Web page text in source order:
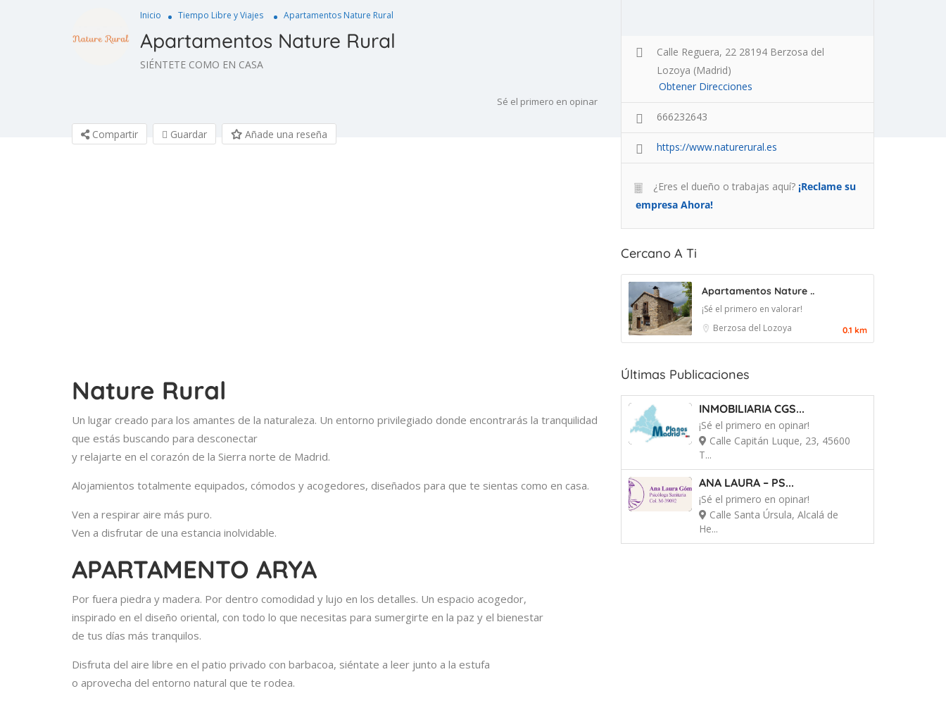
Inicio Tiempo Libre y Viajes Apartamentos Nature Rural
Apartamentos Nature Rural
SIÉNTETE COMO EN CASA
Sé el primero en opinar
Compartir Guardar Añade una reseña
Nature Rural
Un lugar creado para los amantes de la naturaleza. Un entorno privilegiado donde encontrarás la tranquilidad
que estás buscando para desconectar
y relajarte en el corazón de la Sierra norte de Madrid.
Alojamientos totalmente equipados, cómodos y acogedores, diseñados para que te sientas como en casa.
Ven a respirar aire más puro.
Ven a disfrutar de una estancia inolvidable.
APARTAMENTO ARYA
Por fuera piedra y madera. Por dentro comodidad y lujo en los detalles. Un espacio acogedor,
inspirado en el diseño oriental, con todo lo que necesitas para sumergirte en la paz y el bienestar
de tus días más tranquilos.
Disfruta del aire libre en el patio privado con barbacoa, siéntate a leer junto a la estufa
o aprovecha del entorno natural que te rodea.
Calle Reguera, 22 28194 Berzosa del
Lozoya (Madrid)
Obtener Direcciones
666232643
https://www.naturerural.es
¿Eres el dueño o trabajas aquí? ¡Reclame su
empresa Ahora!
Cercano A Ti
Apartamentos Nature ..
¡Sé el primero en valorar!
Berzosa del Lozoya
0.1 km
Últimas Publicaciones
INMOBILIARIA CGS...
¡Sé el primero en opinar!
Calle Capitán Luque, 23, 45600
T...
ANA LAURA – PS...
¡Sé el primero en opinar!
Calle Santa Úrsula, Alcalá de
He...